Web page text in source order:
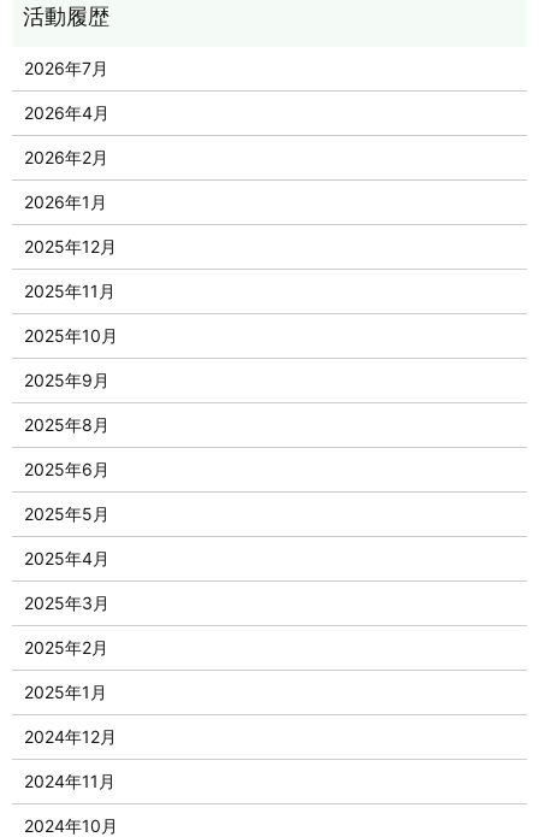
2026年7月
2026年4月
2026年2月
2026年1月
2025年12月
2025年11月
2025年10月
2025年9月
2025年8月
2025年6月
2025年5月
2025年4月
2025年3月
2025年2月
2025年1月
2024年12月
2024年11月
2024年10月